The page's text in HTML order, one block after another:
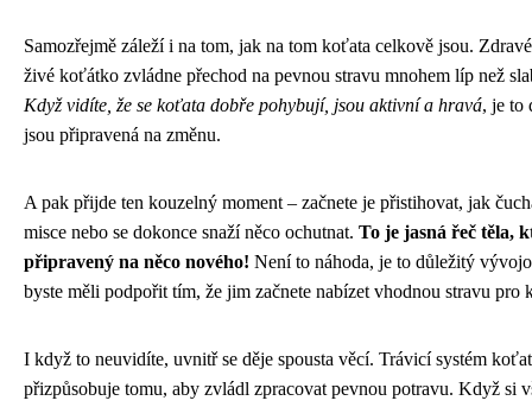
Samozřejmě záleží i na tom, jak na tom koťata celkově jsou.
živé koťátko zvládne přechod na pevnou stravu mnohem líp než
Když vidíte, že se koťata dobře pohybují, jsou aktivní a hravá, je to
jsou připravená na změnu.
A pak přijde ten kouzelný moment – začnete je přistihovat, jak
misce nebo se dokonce snaží něco ochutnat. To je jasná řeč těla,
připravený na něco nového! Není to náhoda, je to důležitý
byste měli podpořit tím, že jim začnete nabízet vhodnou stravu pro
I když to neuvidíte, uvnitř se děje spousta věcí. Trávicí systém
přizpůsobuje tomu, aby zvládl zpracovat pevnou potravu. Když si